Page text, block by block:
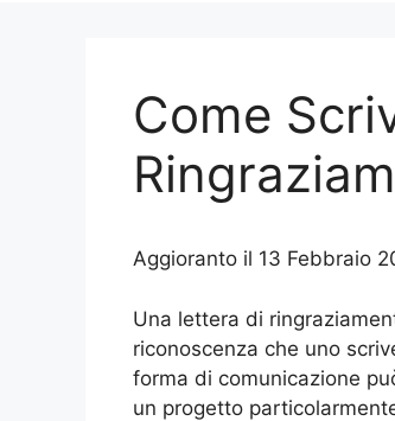
Come
Aggioranto il 13 Febbraio
Una lettera di
riconoscenza che uno
forma di comunicazione
un progetto